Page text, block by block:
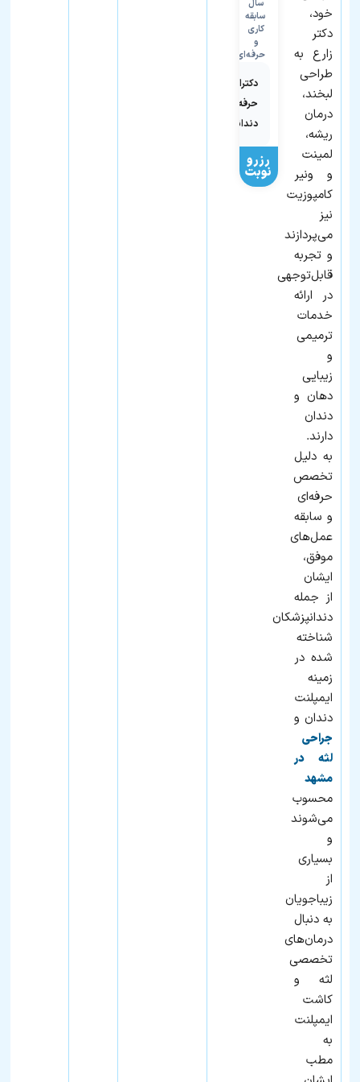
خود،
دکتر
زارع به
طراحی
لبخند،
درمان
ریشه،
لمینت
و ونیر
کامپوزیت
نیز
می‌پردازند
و تجربه
قابل‌توجهی
در ارائه
خدمات
ترمیمی
و
زیبایی
دهان و
دندان
دارند.
به‌ دلیل
تخصص
حرفه‌ای
و سابقه
عمل‌های
موفق،
ایشان
از جمله
دندانپزشکان
شناخته‌
شده در
زمینه
ایمپلنت
دندان و
جراحی
لثه در
مشهد
محسوب
می‌شوند
و
بسیاری
از
زیباجویان
به‌ دنبال
درمان‌های
تخصصی
لثه و
کاشت
ایمپلنت
به
مطب
سال
سابقه
کاری
و
حرفه‌ای
دکترای
حرفه‌ای
دندانپزشکی
رزرو
نوبت